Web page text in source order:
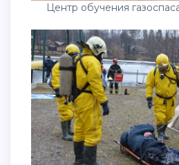
Центр обучения